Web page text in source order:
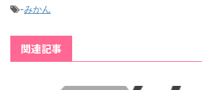
-みかん
関連記事